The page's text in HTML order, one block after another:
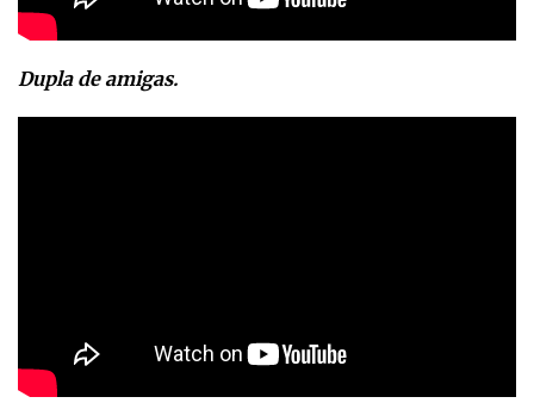
Dupla de amigas.